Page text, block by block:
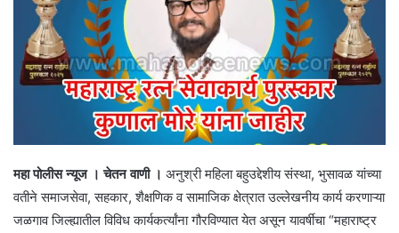
महा पोलीस न्यूज । चेतन वाणी । अनुश्री महिला बहुउद्देशीय संस्था, भुसावळ यांच्या
वतीने समाजसेवा, सहकार, शैक्षणिक व सामाजिक क्षेत्रात उल्लेखनीय कार्य करणाऱ्या
जळगाव जिल्ह्यातील विविध कार्यकर्त्यांना गौरविण्यात येत असून यावर्षीचा “महाराष्ट्र